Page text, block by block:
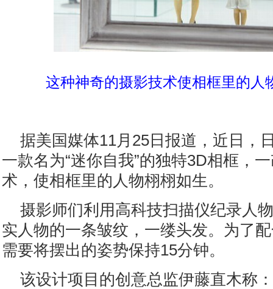
这种神奇的摄影技术使相框里的人
据美国媒体11月25日报道，近日，
一款名为“迷你自我”的独特3D相框，
术，使相框里的人物栩栩如生。
摄影师们利用高科技扫描仪纪录人
实人物的一条皱纹，一缕头发。为了
需要将摆出的姿势保持15分钟。
该设计项目的创意总监伊藤直木称